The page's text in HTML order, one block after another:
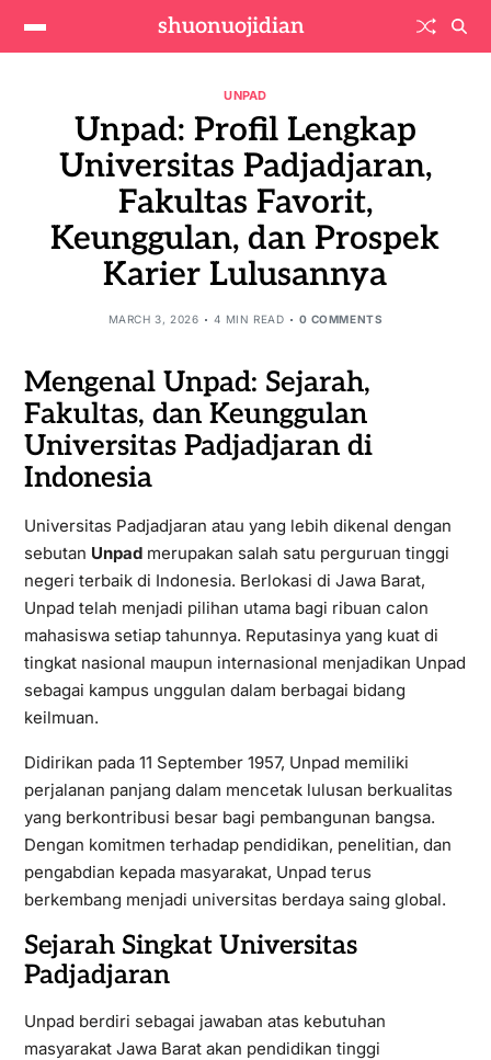
shuonuojidian
UNPAD
Unpad: Profil Lengkap
Universitas Padjadjaran,
Fakultas Favorit,
Keunggulan, dan Prospek
Karier Lulusannya
MARCH 3, 2026 4 MIN READ 0 COMMENTS
Mengenal Unpad: Sejarah,
Fakultas, dan Keunggulan
Universitas Padjadjaran di
Indonesia
Universitas Padjadjaran atau yang lebih dikenal dengan
sebutan Unpadmerupakan salah satu perguruan tinggi
negeri terbaik di Indonesia. Berlokasi di Jawa Barat,
Unpad telah menjadi pilihan utama bagi ribuan calon
mahasiswa setiap tahunnya. Reputasinya yang kuat di
tingkat nasional maupun internasional menjadikan Unpad
sebagai kampus unggulan dalam berbagai bidang
keilmuan.
Didirikan pada 11 September 1957, Unpad memiliki
perjalanan panjang dalam mencetak lulusan berkualitas
yang berkontribusi besar bagi pembangunan bangsa.
Dengan komitmen terhadap pendidikan, penelitian, dan
pengabdian kepada masyarakat, Unpad terus
berkembang menjadi universitas berdaya saing global.
Sejarah Singkat Universitas
Padjadjaran
Unpad berdiri sebagai jawaban atas kebutuhan
masyarakat Jawa Barat akan pendidikan tinggi